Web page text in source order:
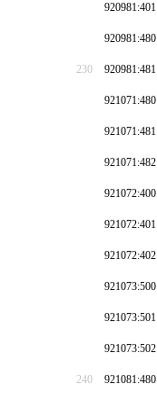
920981:401
920981:480
230 920981:481
921071:480
921071:481
921071:482
921072:400
921072:401
921072:402
921073:500
921073:501
921073:502
240 921081:480